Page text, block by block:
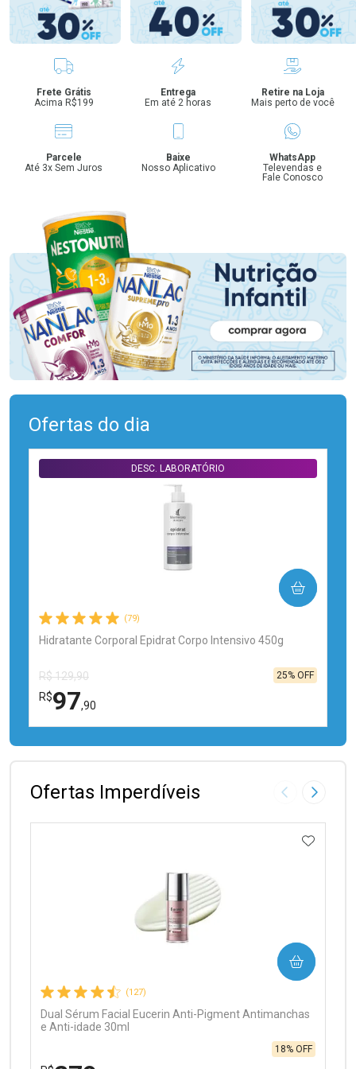
Benefícios
Frete Grátis
Acima R$199
Entrega
Em até 2 horas
Retire na Loja
Mais perto de você
Parcele
Até 3x Sem Juros
Baixe
Nosso Aplicativo
WhatsApp
Televendas e
Fale Conosco
Ofertas do dia
(79)
Hidratante Corporal Epidrat Corpo Intensivo 450g
DESC. LABORATÓRIO
R$ 129,90
R$97,90
25% OFF
COMPRAR
FECHAR
FECHAR
Ofertas Imperdíveis Imagem
(127)
Dual Sérum Facial Eucerin Anti-Pigment Antimanchas
e Anti-idade 30ml
18% OFF
COMPRAR